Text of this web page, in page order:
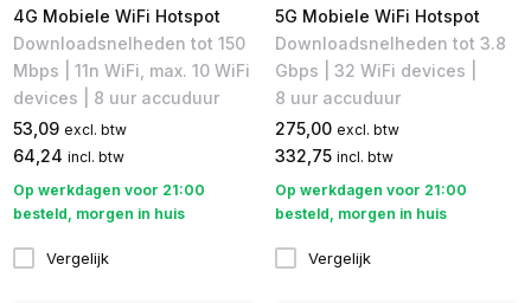
4G Mobiele WiFi Hotspot
Downloadsnelheden tot 150
Mbps | 11n WiFi, max. 10 WiFi
devices | 8 uur accuduur
53,09 excl. btw
64,24 incl. btw
Op werkdagen voor 21:00
besteld, morgen in huis
Vergelijk
5G Mobiele WiFi Hotspot
Downloadsnelheden tot 3.8
Gbps​ | 32 WiFi devices |
8 uur accuduur
275,00 excl. btw
332,75 incl. btw
Op werkdagen voor 21:00
besteld, morgen in huis
Vergelijk